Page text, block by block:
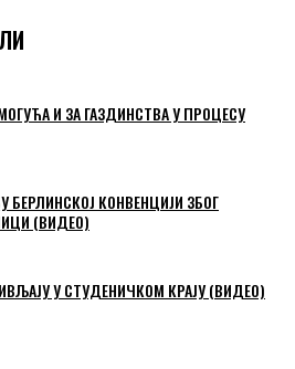
И ЗА ГАЗДИНСТВА У ПРОЦЕСУ
КОНВЕНЦИЈИ ЗБОГ
(ВИДЕО)
У СТУДЕНИЧКОМ КРАЈУ (ВИДЕО)